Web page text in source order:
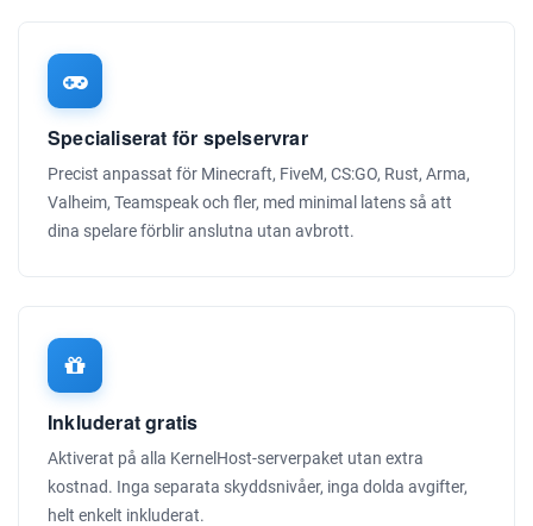
Specialiserat för spelservrar
Precist anpassat för Minecraft, FiveM, CS:GO, Rust, Arma,
Valheim, Teamspeak och fler, med minimal latens så att
dina spelare förblir anslutna utan avbrott.
Inkluderat gratis
Aktiverat på alla KernelHost-serverpaket utan extra
kostnad. Inga separata skyddsnivåer, inga dolda avgifter,
helt enkelt inkluderat.